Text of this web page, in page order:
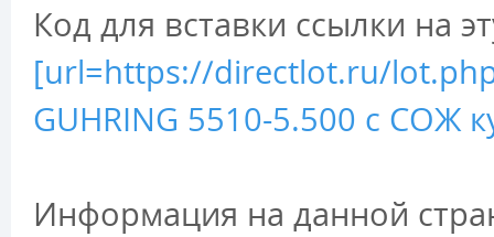
Код для вставки ссылки на
[url=https://directlot.ru/
GUHRING 5510-5.500 с СОЖ
Информация на данной